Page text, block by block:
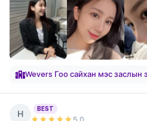
Wevers Гоо сайхан мэс заслын
Н
BEST